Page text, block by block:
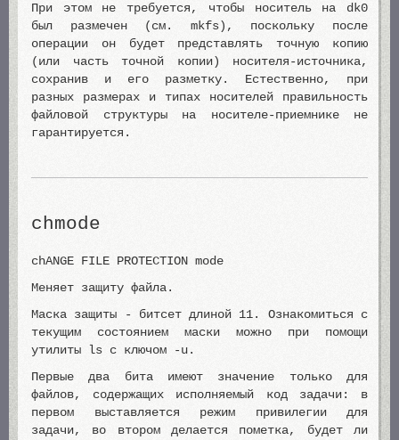
При этом не требуется, чтобы носитель на dk0
был размечен (см. mkfs), поскольку после
операции он будет представлять точную копию
(или часть точной копии) носителя-источника,
сохранив и его разметку. Естественно, при
разных размерах и типах носителей правильность
файловой структуры на носителе-приемнике не
гарантируется.
chmode
chANGE FILE PROTECTION mode
Меняет защиту файла.
Маска защиты - битсет длиной 11. Ознакомиться с
текущим состоянием маски можно при помощи
утилиты ls с ключом -u.
Первые два бита имеют значение только для
файлов, содержащих исполняемый код задачи: в
первом выставляется режим привилегии для
задачи, во втором делается пометка, будет ли